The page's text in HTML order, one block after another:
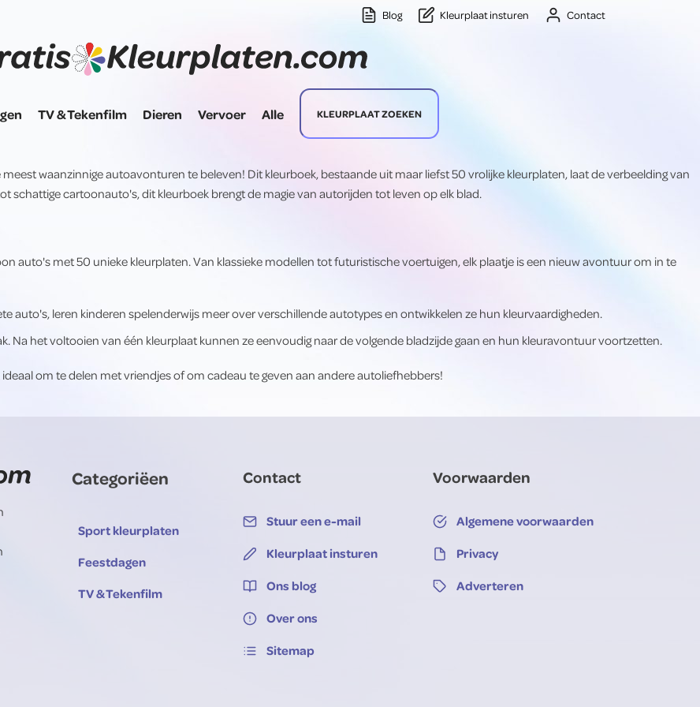
Blog Kleurplaat insturen Contact
TV & Tekenfilm Dieren Vervoer Alle KLEURPLAAT ZOEKEN
waanzinnige autoavonturen te beleven! Dit kleurboek, bestaande uit maar liefst 50 vrolijke kleurplaten, laat de verbeelding van
schattige cartoonauto's, dit kleurboek brengt de magie van autorijden tot leven op elk blad.
auto's met 50 unieke kleurplaten. Van klassieke modellen tot futuristische voertuigen, elk plaatje is een nieuw avontuur om in te
auto's, leren kinderen spelenderwijs meer over verschillende autotypes en ontwikkelen ze hun kleurvaardigheden.
Na het voltooien van één kleurplaat kunnen ze eenvoudig naar de volgende bladzijde gaan en hun kleuravontuur voortzetten.
om te delen met vriendjes of om cadeau te geven aan andere autoliefhebbers!
Categoriëen
Sport kleurplaten
Feestdagen
TV & Tekenfilm
Contact
Stuur een e-mail
Kleurplaat insturen
Ons blog
Over ons
Sitemap
Voorwaarden
Algemene voorwaarden
Privacy
Adverteren